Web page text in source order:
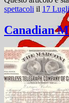
spettacoli il 17
Canadian